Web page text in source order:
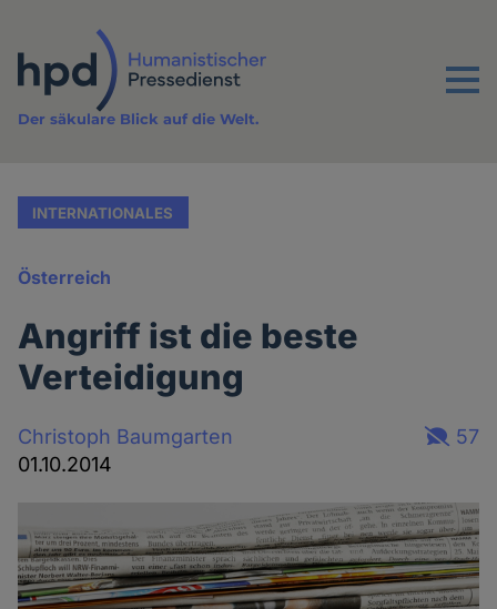
Inhalt
Menu
Der säkulare Blick auf die Welt.
INTERNATIONALES
Österreich
Angriff ist die beste
Verteidigung
Christoph Baumgarten
01.10.2014
57